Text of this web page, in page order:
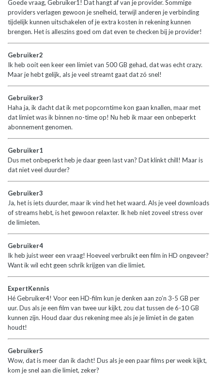
Goede vraag, Gebruiker1! Dat hangt af van je provider. Sommige
providers verlagen gewoon je snelheid, terwijl anderen je verbinding
tijdelijk kunnen uitschakelen of je extra kosten in rekening kunnen
brengen. Het is alleszins goed om dat even te checken bij je provider!
Gebruiker2
Ik heb ooit een keer een limiet van 500 GB gehad, dat was echt crazy.
Maar je hebt gelijk, als je veel streamt gaat dat zó snel!
Gebruiker3
Haha ja, ik dacht dat ik met popcorntime kon gaan knallen, maar met
dat limiet was ik binnen no-time op! Nu heb ik maar een onbeperkt
abonnement genomen.
Gebruiker1
Dus met onbeperkt heb je daar geen last van? Dat klinkt chill! Maar is
dat niet veel duurder?
Gebruiker3
Ja, het is iets duurder, maar ik vind het het waard. Als je veel downloads
of streams hebt, is het gewoon relaxter. Ik heb niet zoveel stress over
de limieten.
Gebruiker4
Ik heb juist weer een vraag! Hoeveel verbruikt een film in HD ongeveer?
Want ik wil echt geen schrik krijgen van die limiet.
ExpertKennis
Hé Gebruiker4! Voor een HD-film kun je denken aan zo’n 3-5 GB per
uur. Dus als je een film van twee uur kijkt, zou dat tussen de 6-10 GB
kunnen zijn. Houd daar dus rekening mee als je je limiet in de gaten
houdt!
Gebruiker5
Wow, dat is meer dan ik dacht! Dus als je een paar films per week kijkt,
kom je snel aan die limiet, zeker?